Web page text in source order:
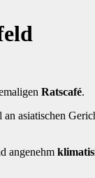
Ratscafé.
asiatischen
angenehm